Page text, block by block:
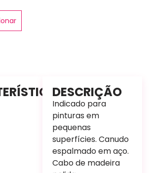
DESCRIÇÃO
Indicado para
pinturas em
pequenas
superfícies. Canudo
espalmado em aço.
Cabo de madeira